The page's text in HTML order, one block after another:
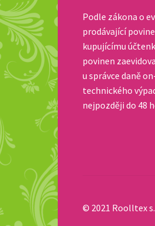
Podle zákona o
prodávající
kupujícímu
povinen
u správce daně
technického
nejpozději do 48
© 2021 Roolltex